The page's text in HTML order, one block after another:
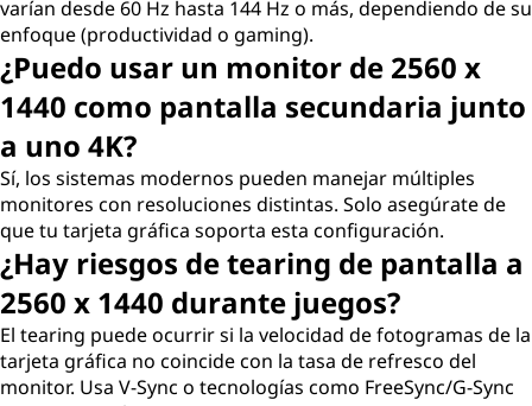
varían desde 60 Hz hasta 144 Hz o más, dependiendo de su
enfoque (productividad o gaming).
¿Puedo usar un monitor de 2560 x
1440 como pantalla secundaria junto
a uno 4K?
Sí, los sistemas modernos pueden manejar múltiples
monitores con resoluciones distintas. Solo asegúrate de
que tu tarjeta gráfica soporta esta configuración.
¿Hay riesgos de tearing de pantalla a
2560 x 1440 durante juegos?
El tearing puede ocurrir si la velocidad de fotogramas de la
tarjeta gráfica no coincide con la tasa de refresco del
monitor. Usa V-Sync o tecnologías como FreeSync/G-Sync